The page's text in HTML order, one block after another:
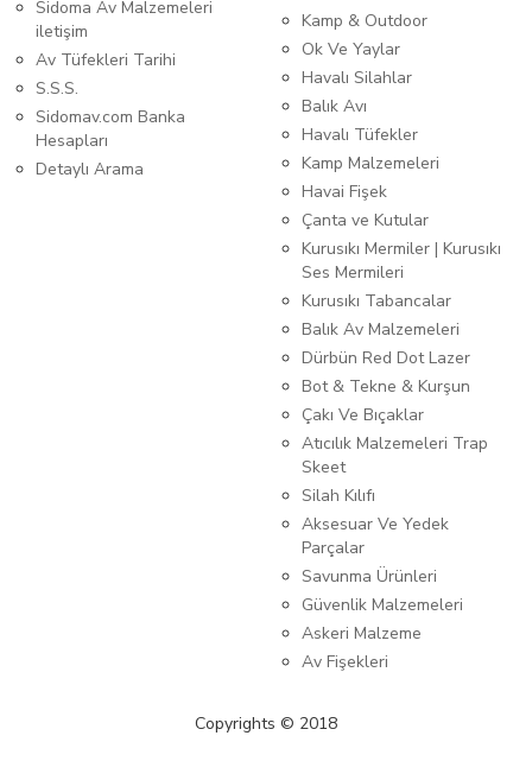
Sidoma Av Malzemeleri
iletişim
Av Tüfekleri Tarihi
S.S.S.
Sidomav.com Banka
Hesapları
Detaylı Arama
Kamp & Outdoor
Ok Ve Yaylar
Havalı Silahlar
Balık Avı
Havalı Tüfekler
Kamp Malzemeleri
Havai Fişek
Çanta ve Kutular
Kurusıkı Mermiler | Kurusıkı
Ses Mermileri
Kurusıkı Tabancalar
Balık Av Malzemeleri
Dürbün Red Dot Lazer
Bot & Tekne & Kurşun
Çakı Ve Bıçaklar
Atıcılık Malzemeleri Trap
Skeet
Silah Kılıfı
Aksesuar Ve Yedek
Parçalar
Savunma Ürünleri
Güvenlik Malzemeleri
Askeri Malzeme
Av Fişekleri
Copyrights © 2018